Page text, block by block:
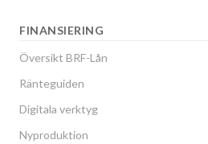
FINANSIERING
Översikt BRF-Lån
Ränteguiden
Digitala verktyg
Nyproduktion